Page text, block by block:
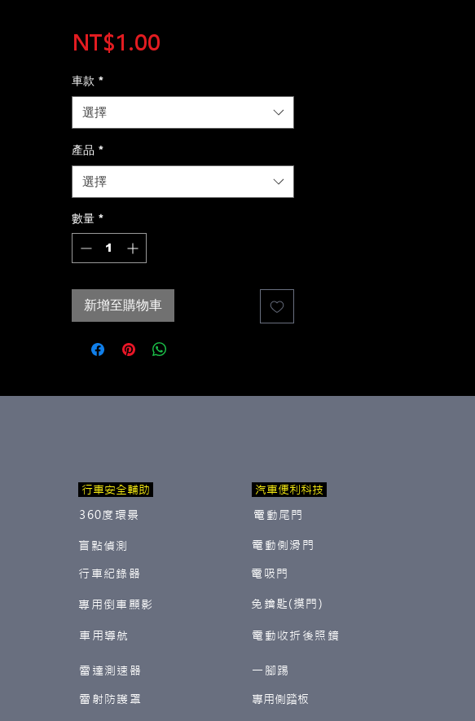
NT$1.00價
車款 *
選擇
產品 *
選擇
數量 *
新增至購物車
行車安全輔助
360度環景
盲點偵測
行車紀錄器
專用倒車顯影
車用導航
汽車便利科技
電動尾門
電動側滑門
電吸門
免鑰匙(摸門)
電動收折後照鏡
雷達測速器
雷射防護罩
一腳踢
​專用側踏板